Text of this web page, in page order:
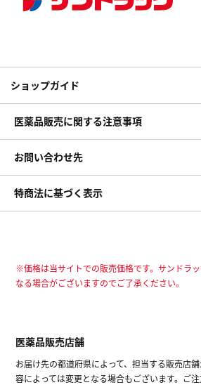
ショップガイド
医薬品販売に関する注意事項
お問い合わせ先
特商法に基づく表示
※価格は当サイトでの販売価格です。サンドラ
なる場合がございますのでご了承ください。
医薬品販売店舗
お届け先の都道府県によって、担当する販売店
容によっては変更となる場合もございます。ご